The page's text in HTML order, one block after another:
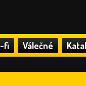
fi Válečné